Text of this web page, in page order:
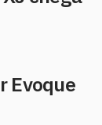
Evoque